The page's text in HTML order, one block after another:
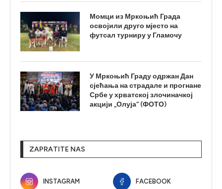
Момци из Мркоњић Града
освојили друго мјесто на
футсал турниру у Гламочу
У Мркоњић Граду одржан Дан
сјећања на страдале и прогнане
Србе у хрватској злочиначкој
акцији „Олуја“ (ФОТО)
ZAPRATITE NAS
INSTAGRAM FACEBOOK